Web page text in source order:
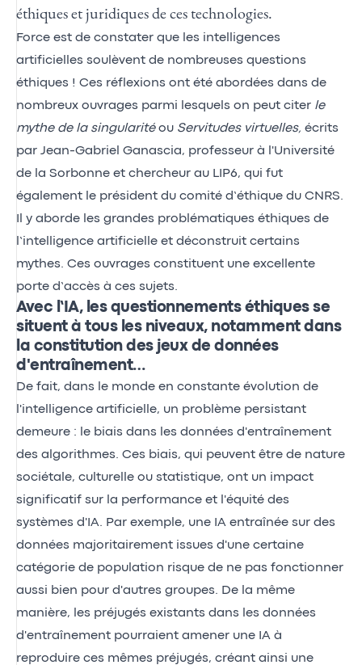
éthiques et juridiques de ces technologies.
Force est de constater que les intelligences
artificielles soulèvent de nombreuses questions
éthiques ! Ces réflexions ont été abordées dans de
nombreux ouvrages parmi lesquels on peut citer le
mythe de la singularitéou Servitudes virtuelles, écrits
par Jean-Gabriel Ganascia, professeur à l'Université
de la Sorbonne et chercheur au LIP6, qui fut
également le président du comité d’éthique du CNRS.
Il y aborde les grandes problématiques éthiques de
l’intelligence artificielle et déconstruit certains
mythes. Ces ouvrages constituent une excellente
porte d’accès à ces sujets.
Avec l’IA, les questionnements éthiques se
situent à tous les niveaux, notamment dans
la constitution des jeux de données
d'entraînement…
De fait, dans le monde en constante évolution de
l'intelligence artificielle, un problème persistant
demeure : le biais dans les données d'entraînement
des algorithmes. Ces biais, qui peuvent être de nature
sociétale, culturelle ou statistique, ont un impact
significatif sur la performance et l'équité des
systèmes d'IA. Par exemple, une IA entraînée sur des
données majoritairement issues d'une certaine
catégorie de population risque de ne pas fonctionner
aussi bien pour d'autres groupes. De la même
manière, les préjugés existants dans les données
d'entraînement pourraient amener une IA à
reproduire ces mêmes préjugés, créant ainsi une